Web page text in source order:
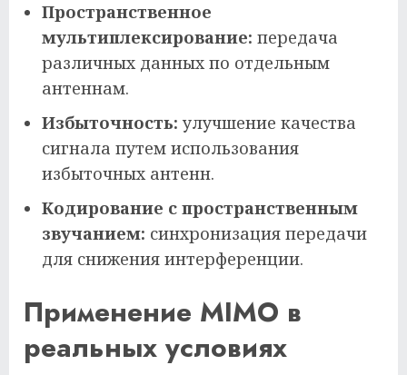
Пространственное
мультиплексирование: передача
различных данных по отдельным
антеннам.
Избыточность: улучшение качества
сигнала путем использования
избыточных антенн.
Кодирование с пространственным
звучанием: синхронизация передачи
для снижения интерференции.
Применение MIMO в
реальных условиях